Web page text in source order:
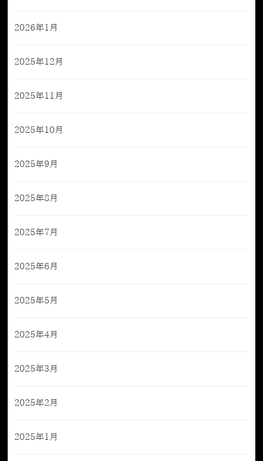
2026年1月
2025年12月
2025年11月
2025年10月
2025年9月
2025年8月
2025年7月
2025年6月
2025年5月
2025年4月
2025年3月
2025年2月
2025年1月